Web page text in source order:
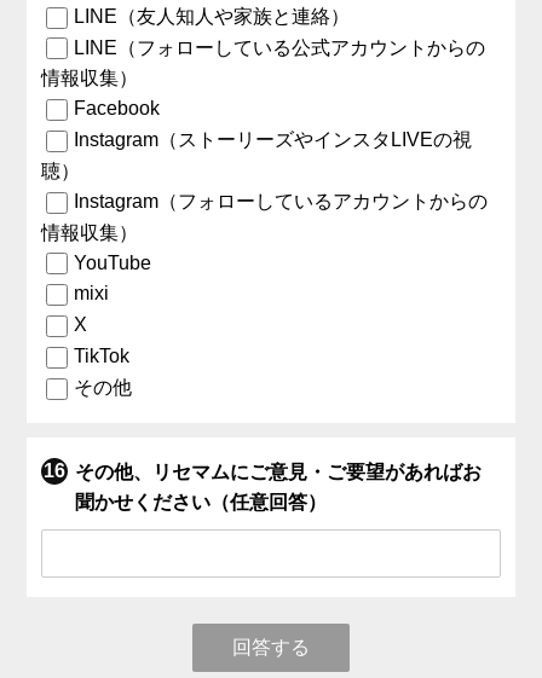
LINE（友人知人や家族と連絡）
LINE（フォローしている公式アカウントからの
情報収集）
Facebook
Instagram（ストーリーズやインスタLIVEの視
聴）
Instagram（フォローしているアカウントからの
情報収集）
YouTube
mixi
X
TikTok
その他
その他、リセマムにご意見・ご要望があればお
聞かせください（任意回答）
回答する